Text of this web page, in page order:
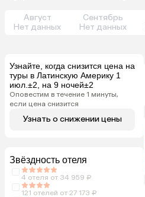
Август
Нет данных
Сентябрь
Нет данных
Узнайте, когда снизится цена на
туры в Латинскую Америку 1
июл.±2, на 9 ночей±2
Оповестим в течение 1 минуты,
если цена снизится
Узнать о снижении цены
Звёздность отеля
4 отеля от 34 959 ₽
121 отелей от 27 173 ₽